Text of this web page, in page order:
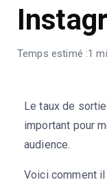
Temps estimé :1
Le taux de
important pour
audience.
Voici comment